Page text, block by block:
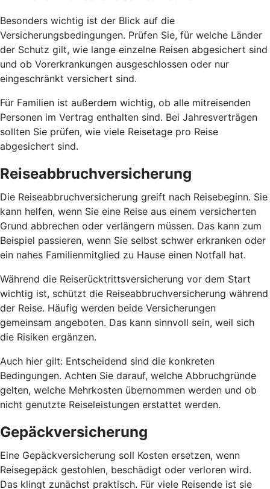
Besonders wichtig ist der Blick auf die
Versicherungsbedingungen. Prüfen Sie, für welche Länder
der Schutz gilt, wie lange einzelne Reisen abgesichert sind
und ob Vorerkrankungen ausgeschlossen oder nur
eingeschränkt versichert sind.
Für Familien ist außerdem wichtig, ob alle mitreisenden
Personen im Vertrag enthalten sind. Bei Jahresverträgen
sollten Sie prüfen, wie viele Reisetage pro Reise
abgesichert sind.
Reiseabbruchversicherung
Die Reiseabbruchversicherung greift nach Reisebeginn. Sie
kann helfen, wenn Sie eine Reise aus einem versicherten
Grund abbrechen oder verlängern müssen. Das kann zum
Beispiel passieren, wenn Sie selbst schwer erkranken oder
ein nahes Familienmitglied zu Hause einen Notfall hat.
Während die Reiserücktrittsversicherung vor dem Start
wichtig ist, schützt die Reiseabbruchversicherung während
der Reise. Häufig werden beide Versicherungen
gemeinsam angeboten. Das kann sinnvoll sein, weil sich
die Risiken ergänzen.
Auch hier gilt: Entscheidend sind die konkreten
Bedingungen. Achten Sie darauf, welche Abbruchgründe
gelten, welche Mehrkosten übernommen werden und ob
nicht genutzte Reiseleistungen erstattet werden.
Gepäckversicherung
Eine Gepäckversicherung soll Kosten ersetzen, wenn
Reisegepäck gestohlen, beschädigt oder verloren wird.
Das klingt zunächst praktisch. Für viele Reisende ist sie